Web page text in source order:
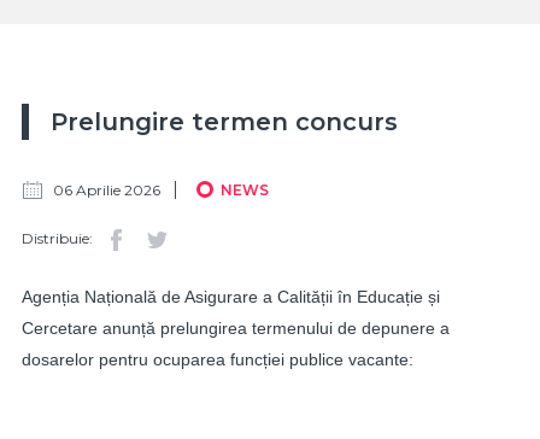
Prelungire termen concurs
06 Aprilie 2026 NEWS
Distribuie:
Agenția Națională de Asigurare a Calității în Educație și
Cercetare anunță prelungirea termenului de depunere a
dosarelor pentru ocuparea funcției publice vacante: